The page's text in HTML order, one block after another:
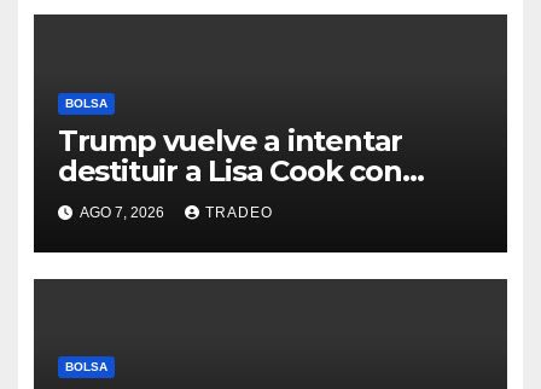
BOLSA
Trump vuelve a intentar
destituir a Lisa Cook con
acusaciones de fraude
hipotecario
AGO 7, 2026 TRADEO
BOLSA